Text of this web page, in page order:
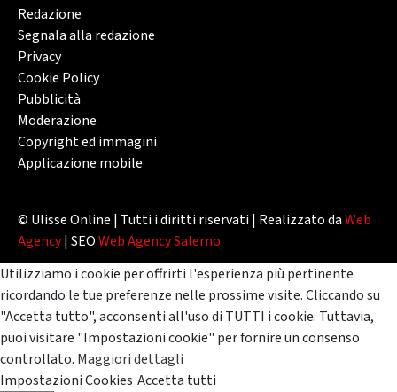
Redazione
Segnala alla redazione
Privacy
Cookie Policy
Pubblicità
Moderazione
Copyright ed immagini
Applicazione mobile
© Ulisse Online | Tutti i diritti riservati | Realizzato daWeb
Agency| SEOWeb Agency Salerno
Utilizziamo i cookie per offrirti l'esperienza più pertinente
ricordando le tue preferenze nelle prossime visite. Cliccando su
"Accetta tutto", acconsenti all'uso di TUTTI i cookie. Tuttavia,
puoi visitare "Impostazioni cookie" per fornire un consenso
controllato. Maggiori dettagli
Impostazioni Cookies Accetta tutti